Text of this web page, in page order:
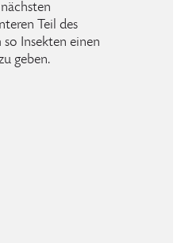
Teil des
so Insekten einen
geben.